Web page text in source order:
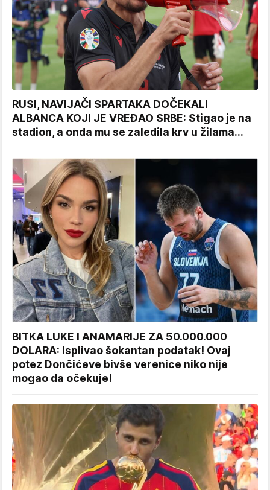
RUSI, NAVIJAČI SPARTAKA DOČEKALI
ALBANCA KOJI JE VREĐAO SRBE: Stigao je na
stadion, a onda mu se zaledila krv u žilama...
BITKA LUKE I ANAMARIJE ZA 50.000.000
DOLARA: Isplivao šokantan podatak! Ovaj
potez Dončićeve bivše verenice niko nije
mogao da očekuje!